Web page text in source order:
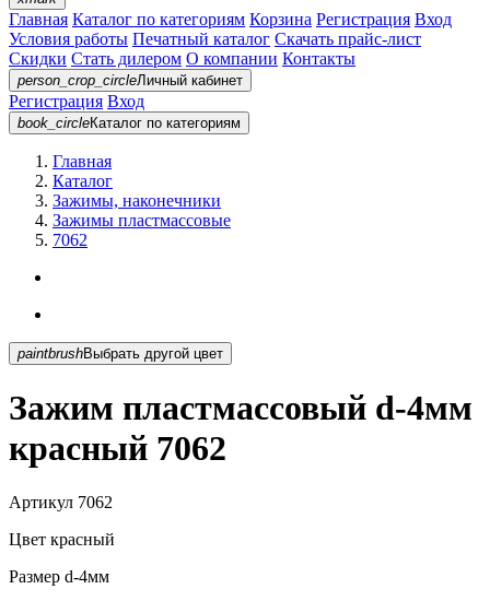
Главная Каталог по категориям Корзина Регистрация Вход
Условия работы Печатный каталог Скачать прайс-лист
Скидки Стать дилером О компании Контакты
person_crop_circleЛичный кабинет
Регистрация Вход
book_circleКаталог по категориям
Главная
Каталог
Зажимы, наконечники
Зажимы пластмассовые
7062
paintbrush Выбрать другой цвет
Зажим пластмассовый d-4мм
красный 7062
Артикул 7062
Цвет красный
Размер d-4мм